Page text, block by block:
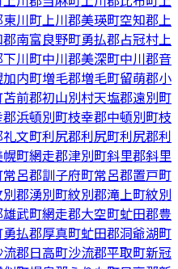
川町上川郡美瑛町空知郡上
南富良野町勇払郡占冠村上
川町中川郡美深町中川郡音
内町増毛郡増毛町留萌郡小
苫前郡初山別村天塩郡遠別町
浜頓別町枝幸郡中頓別町枝
文町利尻郡利尻町利尻郡利
町網走郡津別町斜里郡斜里
常呂郡訓子府町常呂郡置戸町
郡湧別町紋別郡滝上町紋別
武町網走郡大空町虻田郡豊
勇払郡厚真町虻田郡洞爺湖町
流郡日高町沙流郡平取町新冠